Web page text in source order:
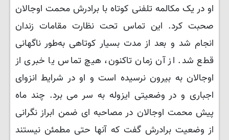
او در یک مکالمه تلفنی کوتاه با برادرش محمت اوجالان
صحبت کرد. این تماس تحت نظارت مقامات زندان
انجام شد و بعد از مدت بسیار کوتاهی به‌طور ناگهانی
قطع شد. از آن زمان تاکنون، هیچ تماس یا خبری از
اوجالان به بیرون نرسیده است و او در شرایط انزوای
اجباری و در وضعیتی ایزوله به سر می برد. چند ماه
پیش محمت اوجالان در مصاحبه ای ضمن ابراز نگرانی
از وضعیت برادرش گفت که آنها حتی مطمئن نیستند